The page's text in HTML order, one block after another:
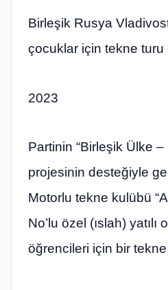
Birleşik Rusya
çocuklar için tekne turu
2023
Partinin “Birleşik Ülke
projesinin desteğiyle
Motorlu tekne kulübü
No’lu özel (ıslah) yatılı
öğrencileri için bir